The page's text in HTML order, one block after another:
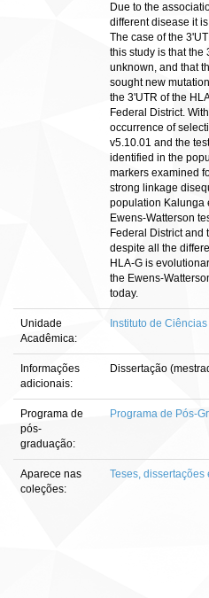
Due to the
different disease it
The case of the
this study is that the
unknown, and that
sought new
the 3'UTR of the
Federal District.
occurrence of
v5.10.01 and the
identified in the
markers examined
strong linkage
population Kalunga
Ewens-Watterson
Federal District and
despite all the
HLA-G is
the Ewens-
today.
Unidade
Acadêmica:
Instituto de
Informações
adicionais:
Dissertação
Programa de
pós-
graduação:
Programa de Pós-
Aparece nas
coleções:
Teses,